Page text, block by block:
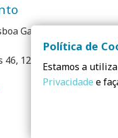
Gallery:
1250-188 Lisboa
Política de
Estamos a
Privacidade e